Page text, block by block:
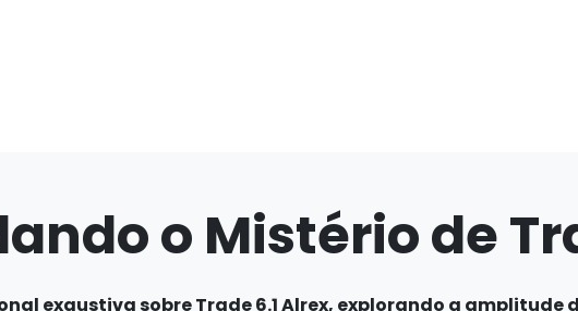
o Mistério de
exaustiva sobre Trade 6.1 Alrex, explorando a